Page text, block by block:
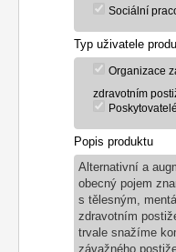
Sociální
Typ uživatele
Organizace
zdravotním
Popis produktu
Alternativní a
obecný pojem
s tělesným,
zdravotním
trvale snažíme
závažného